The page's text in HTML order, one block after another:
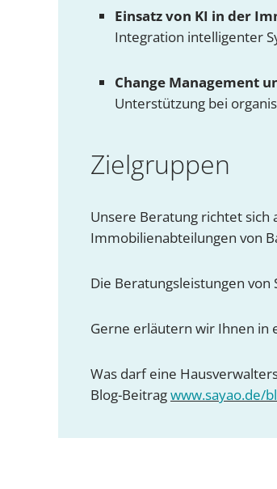
Einsatz von KI in der
Integration intelligenter
Change Management
Unterstützung bei
Zielgruppen
Unsere Beratung richtet
Immobilienabteilungen von
Die Beratungsleistungen von
Gerne erläutern wir Ihnen in
Was darf eine
Blog-Beitragwww.sayao.de/